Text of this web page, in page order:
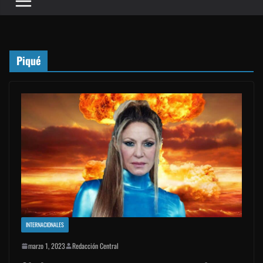
Piqué
INTERNACIONALES
marzo 1, 2023 Redacción Central